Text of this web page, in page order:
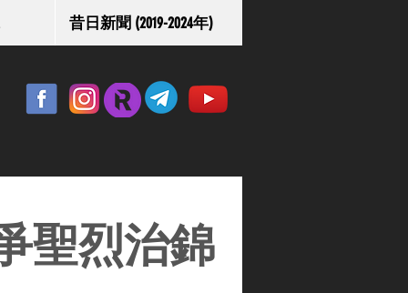
昔日新聞 (2019-2024年)
聖烈治錦